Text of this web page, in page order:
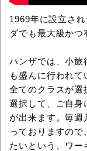
1969年に設立さ
ダでも最大級かつ
ハンザでは、小旅
も盛んに行われ
全てのクラスが選
選択して、ご自身
が出来ます。毎
っておりますので
たいという、ワー